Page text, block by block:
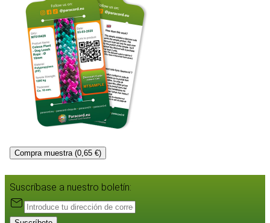
Compra muestra (0,65 €)
Suscríbase a nuestro boletín: